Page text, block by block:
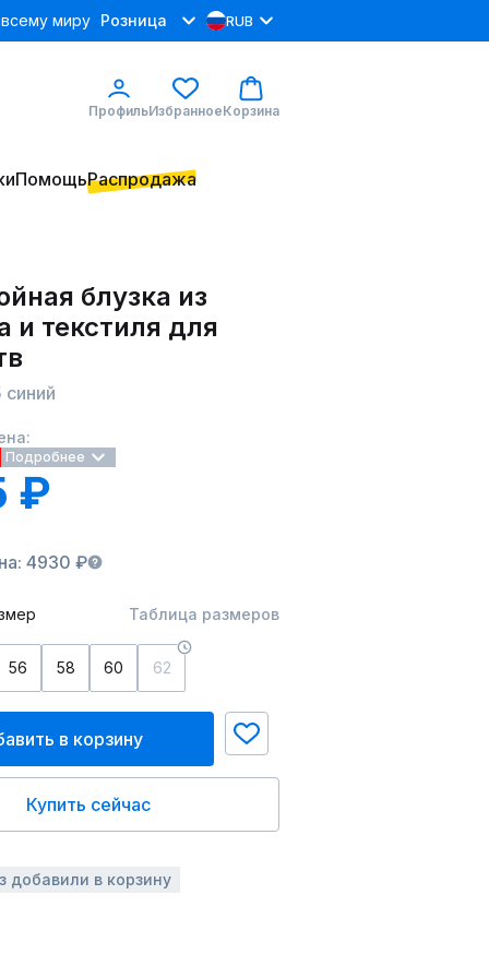
миру Розница RUB
ПрофильИзбранноеКорзина
ПомощьРаспродажа
блузка из
и текстиля для
синий
Подробнее
₽
4930 ₽
Таблица размеров
56 58 60 62
в корзину
Купить сейчас
добавили в корзину